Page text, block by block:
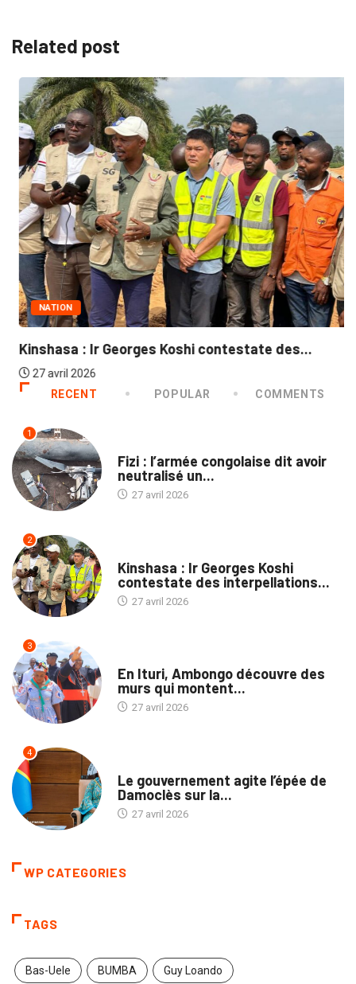
Related post
NATION
Kinshasa : Ir Georges Koshi contestate des...
27 avril 2026
RECENT
POPULAR COMMENTS
1
Fizi : l’armée congolaise dit avoir
neutralisé un...
27 avril 2026
2
Kinshasa : Ir Georges Koshi
contestate des interpellations...
27 avril 2026
3
En Ituri, Ambongo découvre des
murs qui montent...
27 avril 2026
4
Le gouvernement agite l’épée de
Damoclès sur la...
27 avril 2026
WP CATEGORIES
TAGS
Bas-Uele BUMBA Guy Loando